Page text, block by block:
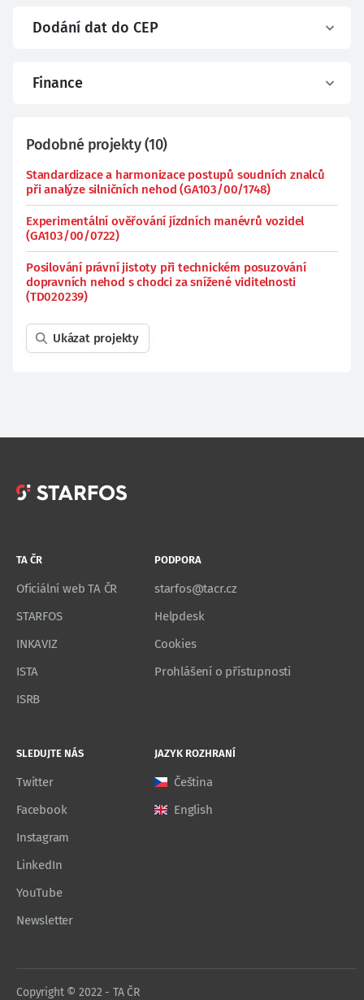
Dodání dat do CEP
Finance
Podobné projekty(10)
Standardizace a harmonizace postupů soudních znalců
při analýze silničních nehod (GA103/00/1748)
Experimentální ověřování jízdních manévrů vozidel
(GA103/00/0722)
Posilování právní jistoty při technickém posuzování
dopravních nehod s chodci za snížené viditelnosti
(TD020239)
Ukázat projekty
TA ČR
Oficiální web TA ČR
STARFOS
INKAVIZ
ISTA
ISRB
PODPORA
starfos@tacr.cz
Helpdesk
Cookies
Prohlášení o přístupnosti
SLEDUJTE NÁS
Twitter
Facebook
Instagram
LinkedIn
YouTube
Newsletter
JAZYK ROZHRANÍ
Čeština
English
Copyright © 2022 - TA ČR